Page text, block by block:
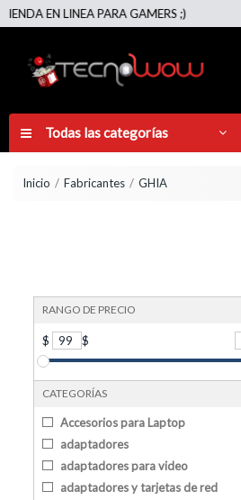
PARA GAMERS ;)
Todas las categorías
Inicio Fabricantes GHIA
RANGO DE PRECIO
$ 99 $
CATEGORÍAS
Accesorios para Laptop
adaptadores
adaptadores para video
adaptadores y tarjetas de red